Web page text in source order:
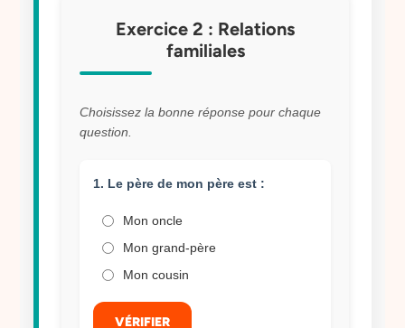
Exercice 2 : Relations
familiales
Choisissez la bonne réponse pour chaque
question.
1. Le père de mon père est :
Mon oncle
Mon grand-père
Mon cousin
VÉRIFIER